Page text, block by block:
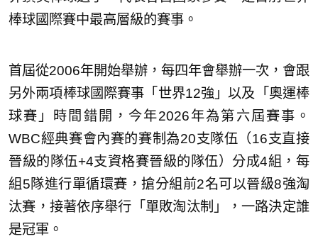
棒球國際賽中最高層級的賽事。
首屆從2006年開始舉辦，每四年會舉辦一次，會跟
另外兩項棒球國際賽事「世界12強」以及「奧運棒
球賽」時間錯開，今年2026年為第六屆賽事。
WBC經典賽會內賽的賽制為20支隊伍（16支直接
晉級的隊伍+4支資格賽晉級的隊伍）分成4組，每
組5隊進行單循環賽，搶分組前2名可以晉級8強淘
汰賽，接著依序舉行「單敗淘汰制」，一路決定誰
是冠軍。